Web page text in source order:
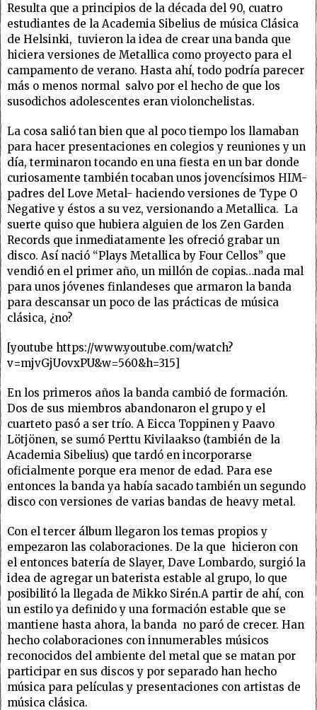
Resulta que a principios de la década del 90, cuatro
estudiantes de la Academia Sibelius de música Clásica
de Helsinki, tuvieron la idea de crear una banda que
hiciera versiones de Metallica como proyecto para el
campamento de verano. Hasta ahí, todo podría parecer
más o menos normal salvo por el hecho de que los
susodichos adolescentes eran violonchelistas.
La cosa salió tan bien que al poco tiempo los llamaban
para hacer presentaciones en colegios y reuniones y un
día, terminaron tocando en una fiesta en un bar donde
curiosamente también tocaban unos jovencísimos HIM-
padres del Love Metal- haciendo versiones de Type O
Negative y éstos a su vez, versionando a Metallica. La
suerte quiso que hubiera alguien de los Zen Garden
Records que inmediatamente les ofreció grabar un
disco. Así nació “Plays Metallica by Four Cellos” que
vendió en el primer año, un millón de copias…nada mal
para unos jóvenes finlandeses que armaron la banda
para descansar un poco de las prácticas de música
clásica, ¿no?
[youtube https://www.youtube.com/watch?
v=mjvGjUovxPU&w=560&h=315]
En los primeros años la banda cambió de formación.
Dos de sus miembros abandonaron el grupo y el
cuarteto pasó a ser trío. A Eicca Toppinen y Paavo
Lötjönen, se sumó Perttu Kivilaakso (también de la
Academia Sibelius) que tardó en incorporarse
oficialmente porque era menor de edad. Para ese
entonces la banda ya había sacado también un segundo
disco con versiones de varias bandas de heavy metal.
Con el tercer álbum llegaron los temas propios y
empezaron las colaboraciones. De la que hicieron con
el entonces batería de Slayer, Dave Lombardo, surgió la
idea de agregar un baterista estable al grupo, lo que
posibilitó la llegada de Mikko Sirén.A partir de ahí, con
un estilo ya definido y una formación estable que se
mantiene hasta ahora, la banda no paró de crecer. Han
hecho colaboraciones con innumerables músicos
reconocidos del ambiente del metal que se matan por
participar en sus discos y por separado han hecho
música para películas y presentaciones con artistas de
música clásica.